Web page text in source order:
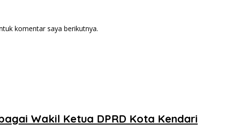
komentar saya berikutnya.
Wakil Ketua DPRD Kota Kendari